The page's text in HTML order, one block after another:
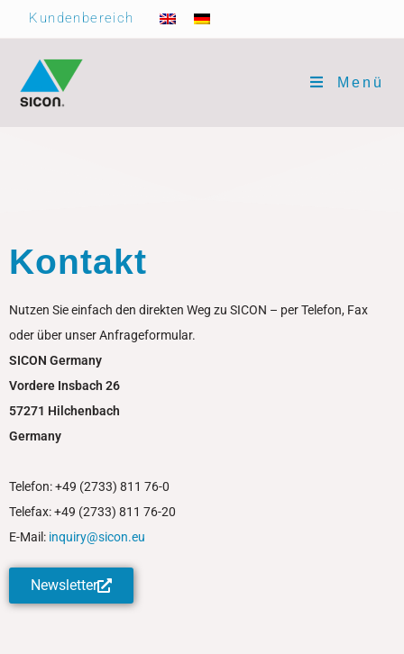
Kundenbereich
Menü
Kontakt
Nutzen Sie einfach den direkten Weg zu SICON – per Telefon, Fax
oder über unser Anfrageformular.
SICON Germany
Vordere Insbach 26
57271 Hilchenbach
Germany
Telefon: +49 (2733) 811 76-0
Telefax: +49 (2733) 811 76-20
E-Mail: inquiry@sicon.eu
Newsletter